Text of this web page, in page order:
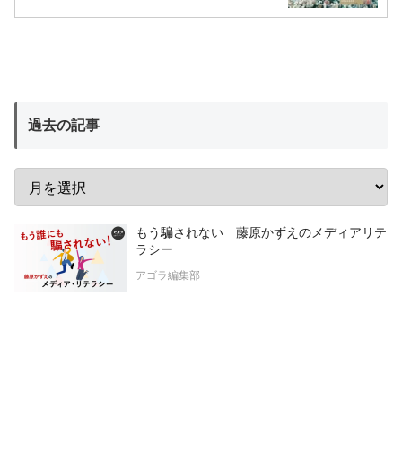
過去の記事
もう騙されない 藤原かずえのメディアリテ
ラシー
アゴラ編集部